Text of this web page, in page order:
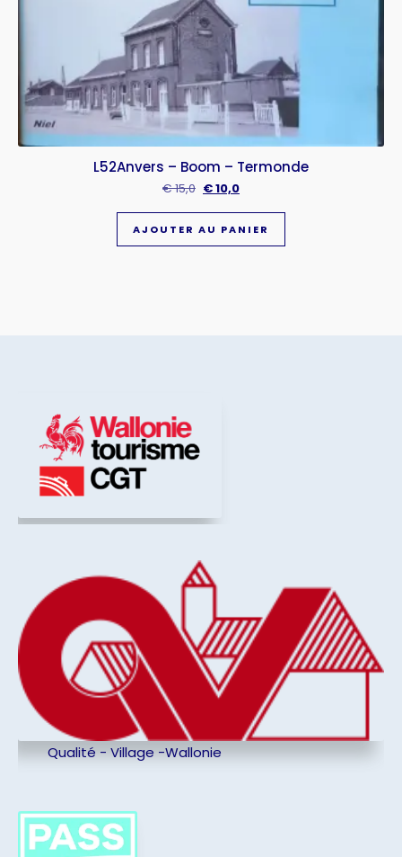
L52Anvers – Boom – Termonde
€15,0 €10,0
AJOUTER AU PANIER
Qualité - Village -Wallonie